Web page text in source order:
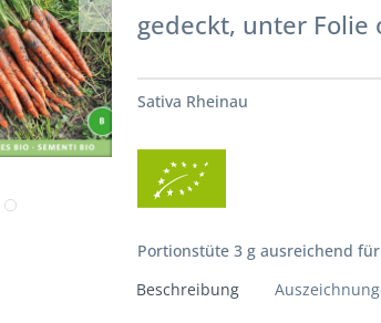
gedeckt, unter Folie
Sativa Rheinau
Portionstüte 3 g ausreichend
Beschreibung